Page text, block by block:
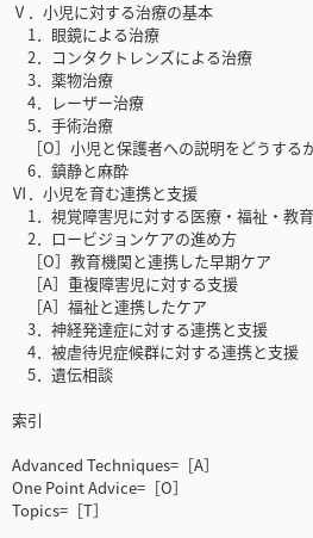
Ⅴ．小児に対する治療の基本
1．眼鏡による治療
2．コンタクトレンズによる治療
3．薬物治療
4．レーザー治療
5．手術治療
［O］小児と保護者への説明をどうする
6．鎮静と麻酔
Ⅵ．小児を育む連携と支援
1．視覚障害児に対する医療・福祉・教
2．ロービジョンケアの進め方
［O］教育機関と連携した早期ケア
［A］重複障害児に対する支援
［A］福祉と連携したケア
3．神経発達症に対する連携と支援
4．被虐待児症候群に対する連携と支援
5．遺伝相談
索引
Advanced Techniques=［A］
One Point Advice=［O］
Topics=［T］